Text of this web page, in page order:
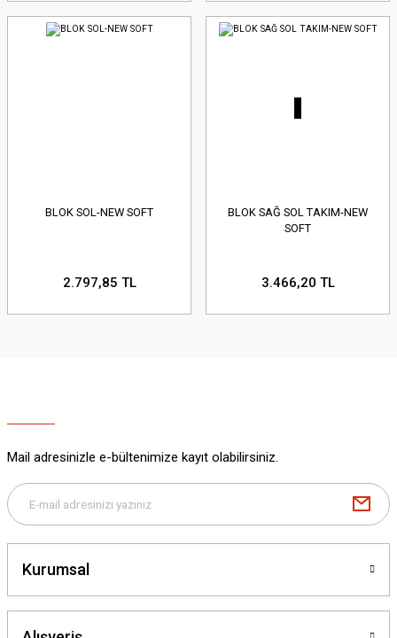
BLOK SOL-NEW SOFT
2.797,85 TL
BLOK SAĞ SOL TAKIM-NEW
SOFT
3.466,20 TL
Mail adresinizle e-bültenimize kayıt olabilirsiniz.
Kurumsal